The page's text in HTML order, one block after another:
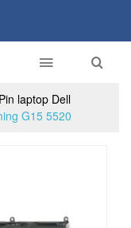
Pin laptop Dell
G15 5520